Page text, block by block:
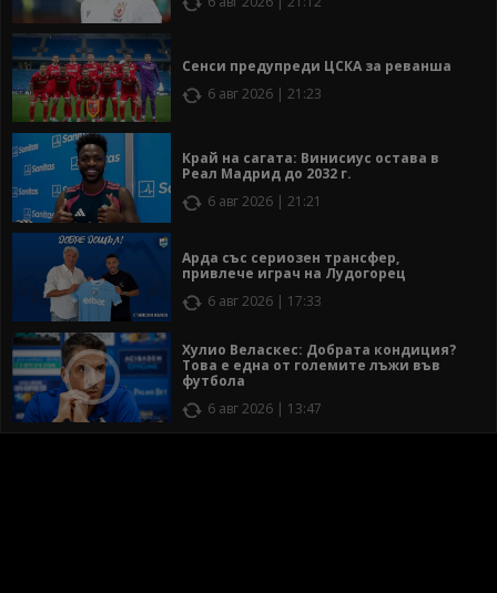
Сенси предупреди ЦСКА за реванша
6 авг 2026 | 21:23
Край на сагата: Винисиус остава в
Реал Мадрид до 2032 г.
6 авг 2026 | 21:21
Арда със сериозен трансфер,
привлече играч на Лудогорец
6 авг 2026 | 17:33
Хулио Веласкес: Добрата кондиция?
Това е една от големите лъжи във
футбола
6 авг 2026 | 13:47